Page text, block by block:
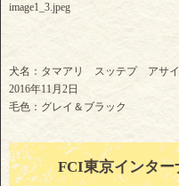
image1_3.jpeg
犬名：タマアリ スッテプ アサ
2016年11月2日
毛色：グレイ＆ブラック
FCI東京インタ